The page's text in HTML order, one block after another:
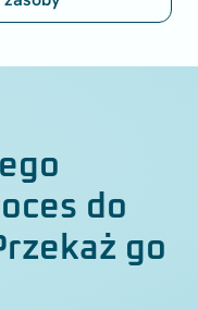
do
go